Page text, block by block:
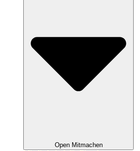
Open Mitmachen